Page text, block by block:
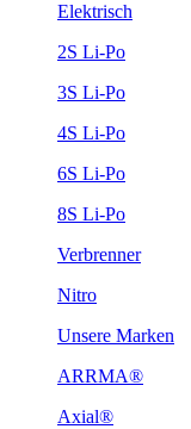
Elektrisch
2S Li-Po
3S Li-Po
4S Li-Po
6S Li-Po
8S Li-Po
Verbrenner
Nitro
Unsere Marken
ARRMA®
Axial®